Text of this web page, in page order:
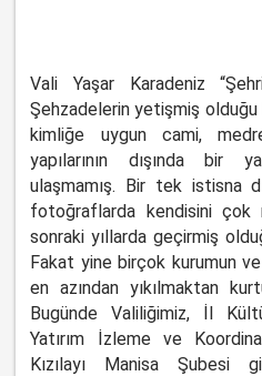
Vali Yaşar Karadeniz
Şehzadelerin yetişmiş olduğu
kimliğe uygun cami,
yapılarının dışında bir
ulaşmamış. Bir tek istisna
fotoğraflarda kendisini çok
sonraki yıllarda geçirmiş
Fakat yine birçok kurumun ve
en azından yıkılmaktan
Bugünde Valiliğimiz, İl
Yatırım İzleme ve
Kızılayı Manisa Şubesi